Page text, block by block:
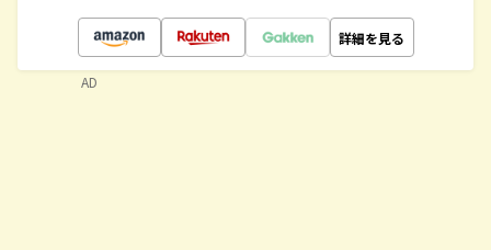
詳細を見る
AD